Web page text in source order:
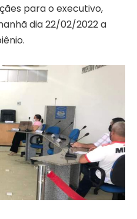
para o executivo,
dia 22/02/2022 a